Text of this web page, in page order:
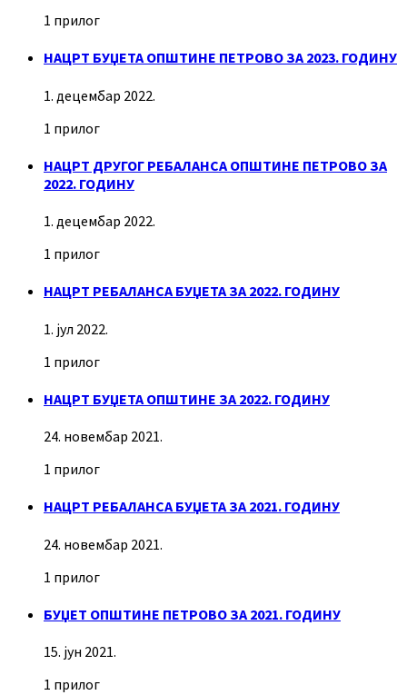
1 прилог
НАЦРТ БУЏЕТА ОПШТИНЕ ПЕТРОВО ЗА 2023. ГОДИНУ
1. децембар 2022.
1 прилог
НАЦРТ ДРУГОГ РЕБАЛАНСА ОПШТИНЕ ПЕТРОВО ЗА
2022. ГОДИНУ
1. децембар 2022.
1 прилог
НАЦРТ РЕБАЛАНСА БУЏЕТА ЗА 2022. ГОДИНУ
1. јул 2022.
1 прилог
НАЦРТ БУЏЕТА ОПШТИНЕ ЗА 2022. ГОДИНУ
24. новембар 2021.
1 прилог
НАЦРТ РЕБАЛАНСА БУЏЕТА ЗА 2021. ГОДИНУ
24. новембар 2021.
1 прилог
БУЏЕТ ОПШТИНЕ ПЕТРОВО ЗА 2021. ГОДИНУ
15. јун 2021.
1 прилог